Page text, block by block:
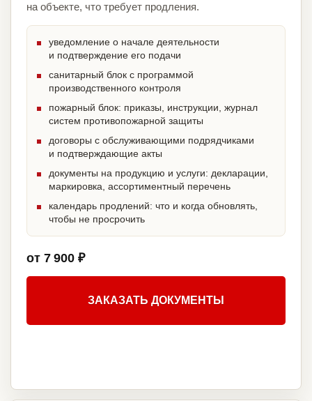
на объекте, что требует продления.
уведомление о начале деятельности
и подтверждение его подачи
санитарный блок с программой
производственного контроля
пожарный блок: приказы, инструкции, журнал
систем противопожарной защиты
договоры с обслуживающими подрядчиками
и подтверждающие акты
документы на продукцию и услуги: декларации,
маркировка, ассортиментный перечень
календарь продлений: что и когда обновлять,
чтобы не просрочить
от 7 900 ₽
ЗАКАЗАТЬ ДОКУМЕНТЫ